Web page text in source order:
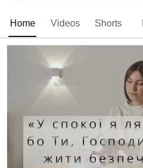
Home Videos Shorts